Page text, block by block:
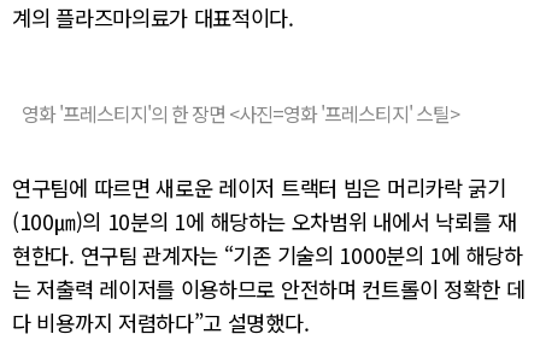
계의 플라즈마의료가 대표적이다.
영화 '프레스티지'의 한 장면 <사진=영화 '프레스티지' 스틸>
연구팀에 따르면 새로운 레이저 트랙터 빔은 머리카락 굵기
(100㎛)의 10분의 1에 해당하는 오차범위 내에서 낙뢰를 재
현한다. 연구팀 관계자는 “기존 기술의 1000분의 1에 해당하
는 저출력 레이저를 이용하므로 안전하며 컨트롤이 정확한 데
다 비용까지 저렴하다”고 설명했다.